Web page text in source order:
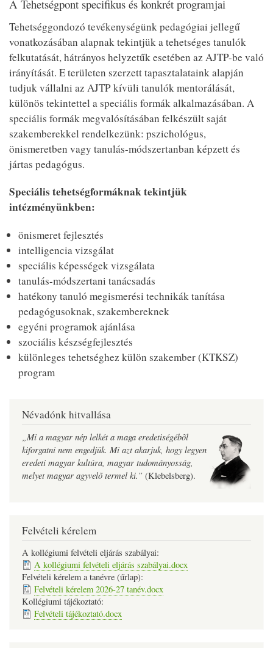
A Tehetségpont specifikus és konkrét programjai
Tehetséggondozó tevékenységünk pedagógiai jellegű
vonatkozásában alapnak tekintjük a tehetséges tanulók
felkutatását, hátrányos helyzetűk esetében az AJTP-be való
irányítását. E területen szerzett tapasztalataink alapján
tudjuk vállalni az AJTP kívüli tanulók mentorálását,
különös tekintettel a speciális formák alkalmazásában. A
speciális formák megvalósításában felkészült saját
szakemberekkel rendelkezünk: pszichológus,
önismeretben vagy tanulás-módszertanban képzett és
jártas pedagógus.
Speciális tehetségformáknak tekintjük
intézményünkben:
önismeret fejlesztés
intelligencia vizsgálat
speciális képességek vizsgálata
tanulás-módszertani tanácsadás
hatékony tanuló megismerési technikák tanítása
pedagógusoknak, szakembereknek
egyéni programok ajánlása
szociális készségfejlesztés
különleges tehetséghez külön szakember (KTKSZ)
program
Névadónk hitvallása
„Mi a magyar nép lelkét a maga eredetiségébõl
kiforgatni nem engedjük. Mi azt akarjuk, hogy legyen
eredeti magyar kultúra, magyar tudományosság,
melyet magyar agyvelõ termel ki.” (Klebelsberg).
Felvételi kérelem
A kollégiumi felvételi eljárás szabályai:
A kollégiumi felvételi eljárás szabályai.docx
Felvételi kérelem a tanévre (űrlap):
Felvételi kérelem 2026-27 tanév.docx
Kollégiumi tájékoztató:
Felvételi tájékoztató.docx